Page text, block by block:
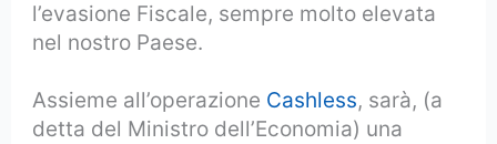
l’evasione Fiscale, sempre molto elevata
nel nostro Paese.
Assieme all’operazione Cashless, sarà, (a
detta del Ministro dell’Economia) una